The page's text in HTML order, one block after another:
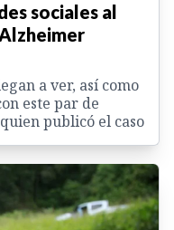
sociales al
a ver, así como
este par de
publicó el caso